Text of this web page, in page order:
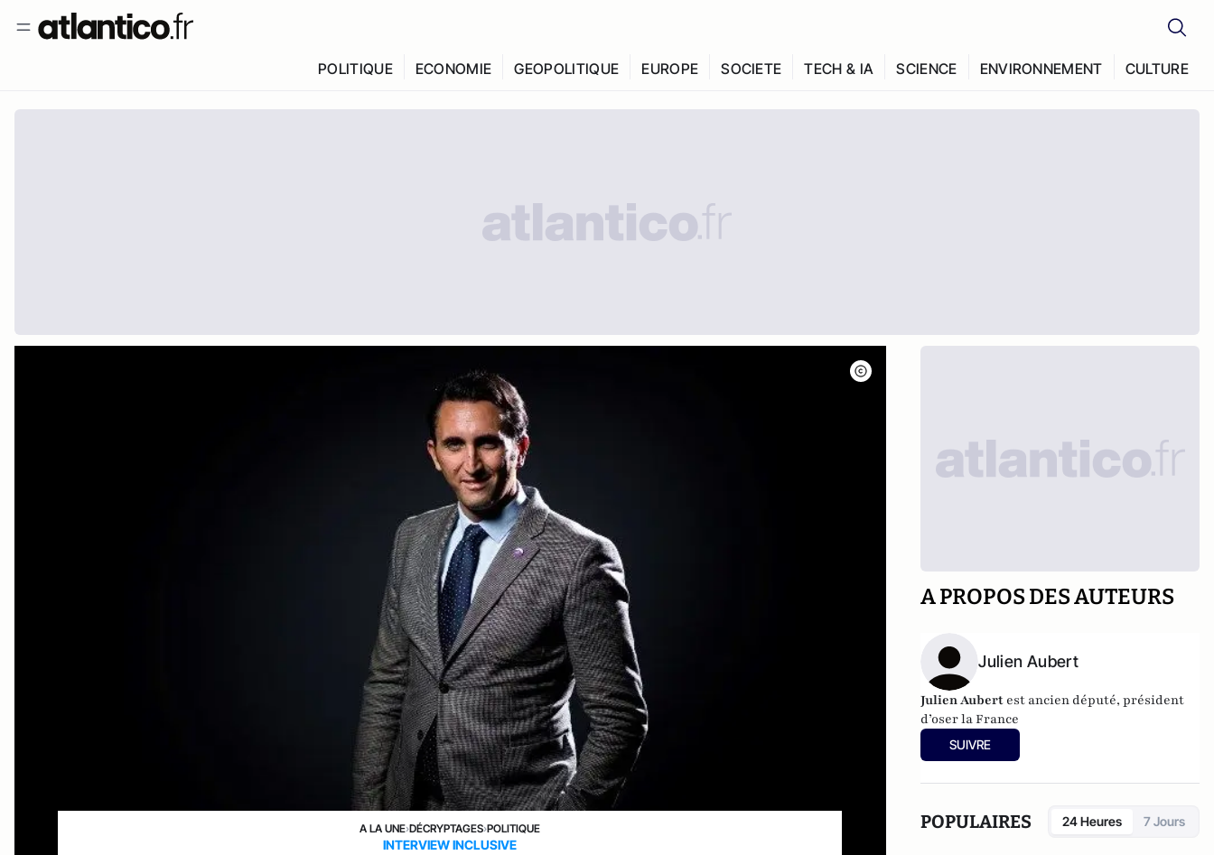
POLITIQUE ECONOMIE GEOPOLITIQUE EUROPE SOCIETE TECH & IA SCIENCE ENVIRONNEMENT CULTURE
A LA UNE›DÉCRYPTAGES›POLITIQUE
INTERVIEW INCLUSIVE
A PROPOS DES AUTEURS
Julien Aubert
Julien Aubert est ancien député, président
d’oser la France
SUIVRE
POPULAIRES 24 Heures 7 Jours